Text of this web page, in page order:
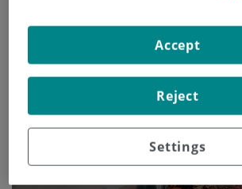
Settings
Reject
Accept